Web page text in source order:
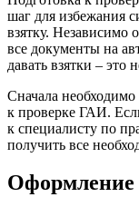
шаг для избежания
взятку. Независимо
все документы на
давать взятки – это
Сначала
к проверке ГАИ.
к специалисту по
получить все
Оформление